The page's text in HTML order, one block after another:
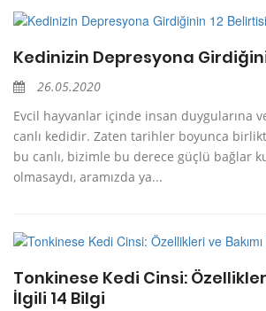
Kedinizin Depresyona
26.05.2020
Evcil hayvanlar içinde insan duygularına
canlı kedidir. Zaten tarihler boyunca
bu canlı, bizimle bu derece güçlü bağlar
olmasaydı, aramızda ya...
Tonkinese Kedi Cinsi:
İlgili 14 Bilgi